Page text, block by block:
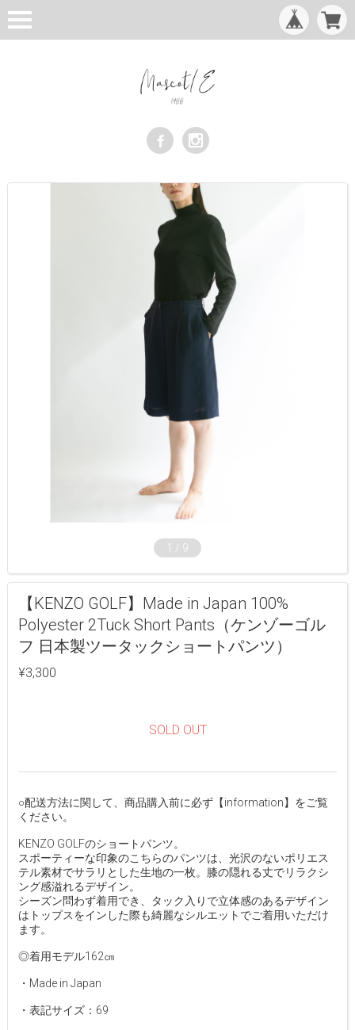
1 / 9
【KENZO GOLF】Made in Japan 100%
Polyester 2Tuck Short Pants（ケンゾーゴル
フ 日本製ツータックショートパンツ）
¥3,300
SOLD OUT
○配送方法に関して、商品購入前に必ず【information】をご覧
ください。
KENZO GOLFのショートパンツ。
スポーティーな印象のこちらのパンツは、光沢のないポリエス
テル素材でサラリとした生地の一枚。膝の隠れる丈でリラクシ
ング感溢れるデザイン。
シーズン問わず着用でき、タック入りで立体感のあるデザイン
はトップスをインした際も綺麗なシルエットでご着用いただけ
ます。
◎着用モデル162㎝
・Made in Japan
・表記サイズ：69